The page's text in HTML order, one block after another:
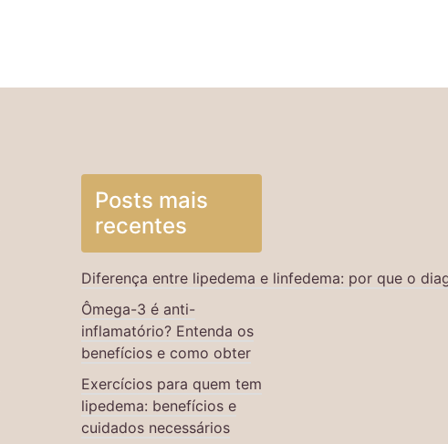
Posts mais
recentes
Diferença entre lipedema e linfedema: por que o
Ômega-3 é anti-
inflamatório? Entenda os
benefícios e como obter
Exercícios para quem tem
lipedema: benefícios e
cuidados necessários